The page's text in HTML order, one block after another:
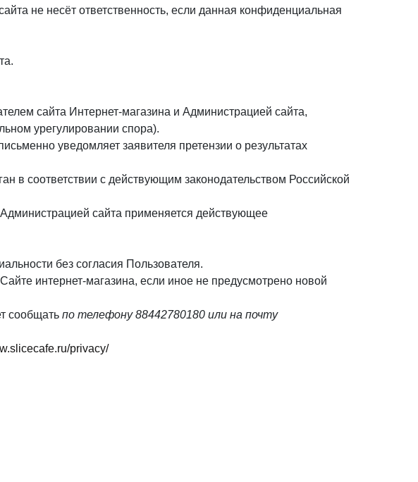
не несёт ответственность, если данная конфиденциальная
сайта Интернет-магазина и Администрацией сайта,
урегулировании спора).
уведомляет заявителя претензии о результатах
в соответствии с действующим законодательством Российской
сайта применяется действующее
без согласия Пользователя.
интернет-магазина, если иное не предусмотрено новой
сообщать по телефону 88442780180 или на почту
privacy/